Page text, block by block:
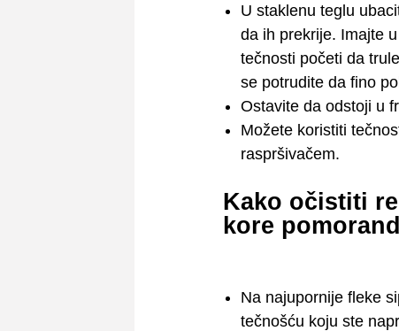
U staklenu teglu
da ih prekrije. Imajte
tečnosti početi da
se potrudite da fino
Ostavite da odstoji u
Možete koristiti
raspršivačem.
Kako očistiti
kore
Na najupornije fleke
tečnošću koju ste